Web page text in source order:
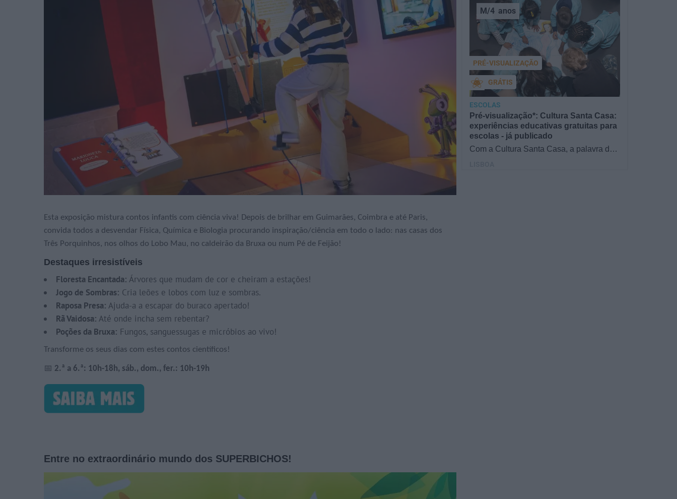
Esta exposição mistura contos infantis com ciência viva! Depois de brilhar em Guimarães, Coimbra e até Paris,
convida todos a desvendar Física, Química e Biologia procurando inspiração/ciência em todo o lado: nas casas dos
Três Porquinhos, nos olhos do Lobo Mau, no caldeirão da Bruxa ou num Pé de Feijão!
Destaques irresistíveis
Floresta Encantada: Árvores que mudam de cor e cheiram a estações!
Jogo de Sombras: Cria leões e lobos com luz e sombras.
Raposa Presa: Ajuda-a a escapar do buraco apertado!
Rã Vaidosa: Até onde incha sem rebentar?
Poções da Bruxa: Fungos, sanguessugas e micróbios ao vivo!
Transforme os seus dias com estes contos científicos!
📅 2.ª a 6.ª: 10h-18h, sáb., dom., fer.: 10h-19h
Entre no extraordinário mundo dos SUPERBICHOS!
Pré-visualização*: Cultura Santa Casa:
experiências educativas gratuitas para
escolas - já publicado
Com a Cultura Santa Casa, a palavra de
M/4 anos
GRÁTIS
PRÉ-VISUALIZAÇÃO
ESCOLAS